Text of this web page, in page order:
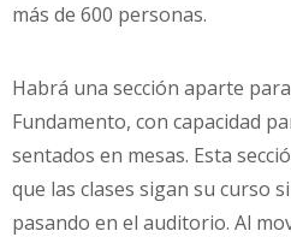
más de 600 personas.
Habrá una sección aparte
Fundamento, con capacidad
sentados en mesas. Esta
que las clases sigan su curso
pasando en el auditorio. Al